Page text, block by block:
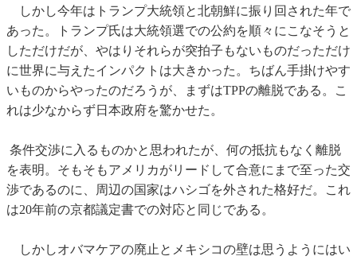
しかし今年はトランプ大統領と北朝鮮に振り回された年で
あった。トランプ氏は大統領選での公約を順々にこなそうと
しただけだが、やはりそれらが突拍子もないものだっただけ
に世界に与えたインパクトは大きかった。ちばん手掛けやす
いものからやったのだろうが、まずはTPPの離脱である。こ
れは少なからず日本政府を驚かせた。
条件交渉に入るものかと思われたが、何の抵抗もなく離脱
を表明。そもそもアメリカがリードして合意にまで至った交
渉であるのに、周辺の国家はハシゴを外された格好だ。これ
は20年前の京都議定書での対応と同じである。
しかしオバマケアの廃止とメキシコの壁は思うようにはい